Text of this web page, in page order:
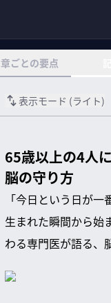
章ごとの要点
表示モード (ライト)
65歳以上の4人
脳の守り方
「今日という日が
生まれた瞬間から始
わる専門医が語る、